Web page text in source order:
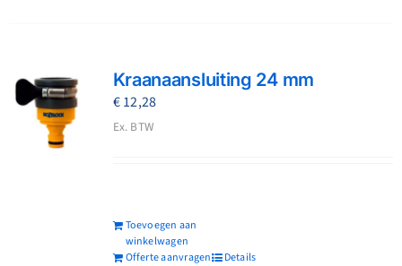
Kraanaansluiting 24 mm
€12,28
Ex. BTW
Toevoegen aan
winkelwagen
Offerte aanvragen
Details